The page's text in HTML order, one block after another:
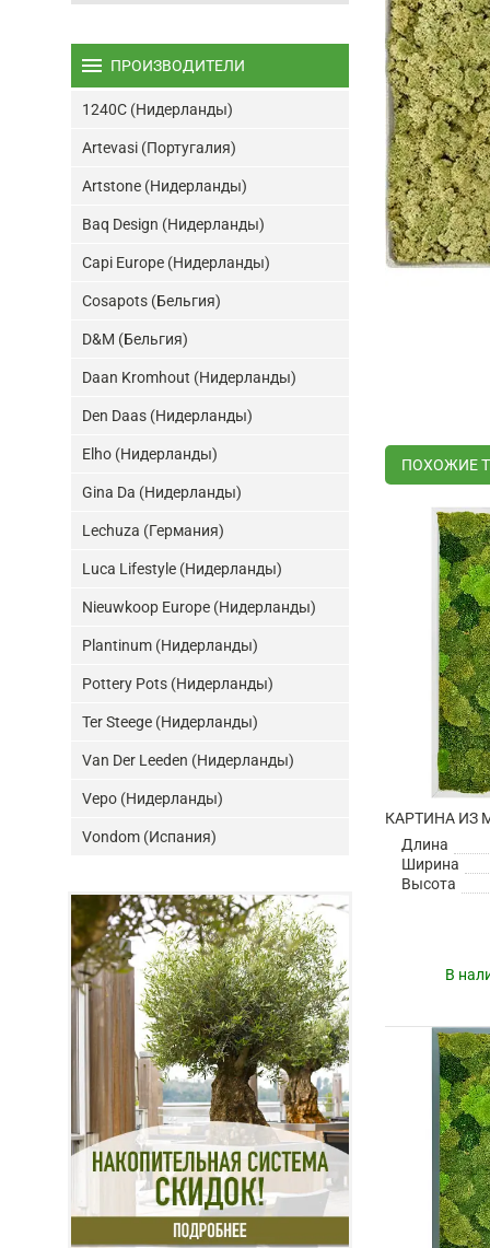
ПОХОЖИЕ
Длина
Ширина
Высота
В
menu ПРОИЗВОДИТЕЛИ
1240C (Нидерланды)
Artevasi (Португалия)
Artstone (Нидерланды)
Baq Design (Нидерланды)
Capi Europe (Нидерланды)
Cosapots (Бельгия)
D&M (Бельгия)
Daan Kromhout (Нидерланды)
Den Daas (Нидерланды)
Elho (Нидерланды)
Gina Da (Нидерланды)
Lechuza (Германия)
Luca Lifestyle (Нидерланды)
Nieuwkoop Europe (Нидерланды)
Plantinum (Нидерланды)
Pottery Pots (Нидерланды)
Ter Steege (Нидерланды)
Van Der Leeden (Нидерланды)
Vepo (Нидерланды)
Vondom (Испания)